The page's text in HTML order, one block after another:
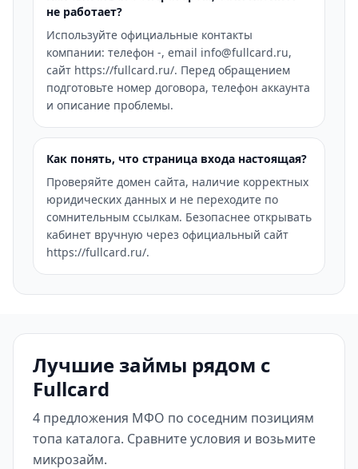
не работает?
Используйте официальные контакты
компании: телефон -, email info@fullcard.ru,
сайт https://fullcard.ru/. Перед обращением
подготовьте номер договора, телефон аккаунта
и описание проблемы.
Как понять, что страница входа настоящая?
Проверяйте домен сайта, наличие корректных
юридических данных и не переходите по
сомнительным ссылкам. Безопаснее открывать
кабинет вручную через официальный сайт
https://fullcard.ru/.
Лучшие займы рядом с
Fullcard
4 предложения МФО по соседним позициям
топа каталога. Сравните условия и возьмите
микрозайм.